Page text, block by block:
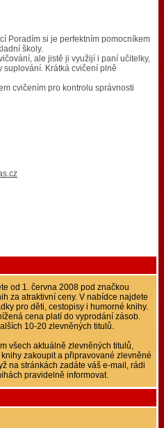
Poradím si je perfektním pomocníkem
školy.
ale jistě ji využijí i paní učitelky,
suplování. Krátká cvičení plně
cvičením pro kontrolu správnosti
od 1. června 2008 pod značkou
za atraktivní ceny. V nabídce najdete
pro děti, cestopisy i humorné knihy.
cena platí do vyprodání zásob.
10-20 zlevněných titulů.
všech aktuálně zlevněných titulů,
zakoupit a připravované zlevněné
na stránkách zadáte váš e-mail, rádi
pravidelně informovat.